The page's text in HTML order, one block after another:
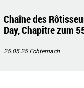
Chaîne des
Day, Chapitre zum
25.05.25Echternach